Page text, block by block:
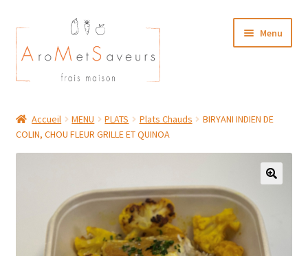
Aller
à
la
navigation
Aller
au
contenu
Menu
Plat du Jour/ Menu Week end
MON COMPTE
Accueil MENU PLATS Plats Chauds
BIRYANI INDIEN DE
COLIN, CHOU FLEUR GRILLE ET QUINOA